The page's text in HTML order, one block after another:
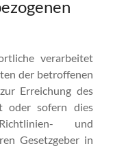
verarbeitet
der betroffenen
Erreichung des
oder sofern dies
und
Gesetzgeber in